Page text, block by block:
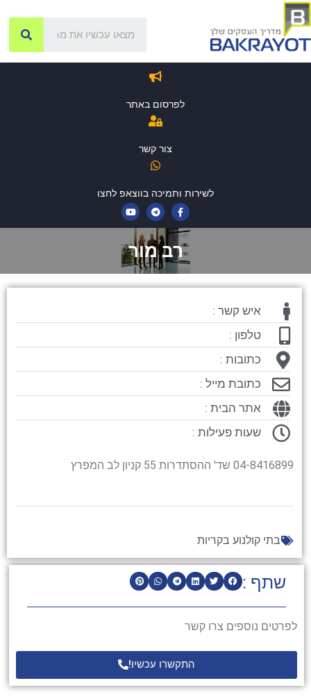
לפרסום באתר
צור קשר
לשירות ותמיכה בווצאפ לחצו
רב מור
שתף :
לפרטים נוספים צרו קשר
התקשרו עכשיו!
איש קשר :
טלפון :
כתובות :
כתובת מייל :
אתר הבית :
שעות פעילות :
04-8416899 שד' ההסתדרות 55 קניון לב המפרץ
בתי קולנוע בקריות